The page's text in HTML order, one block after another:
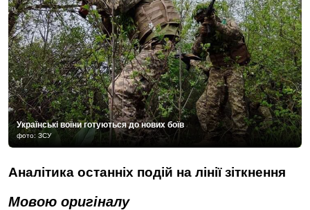
Українські воїни готуються до нових боїв
фото: ЗСУ
Аналітика останніх подій на лінії зіткнення
Мовою оригіналу